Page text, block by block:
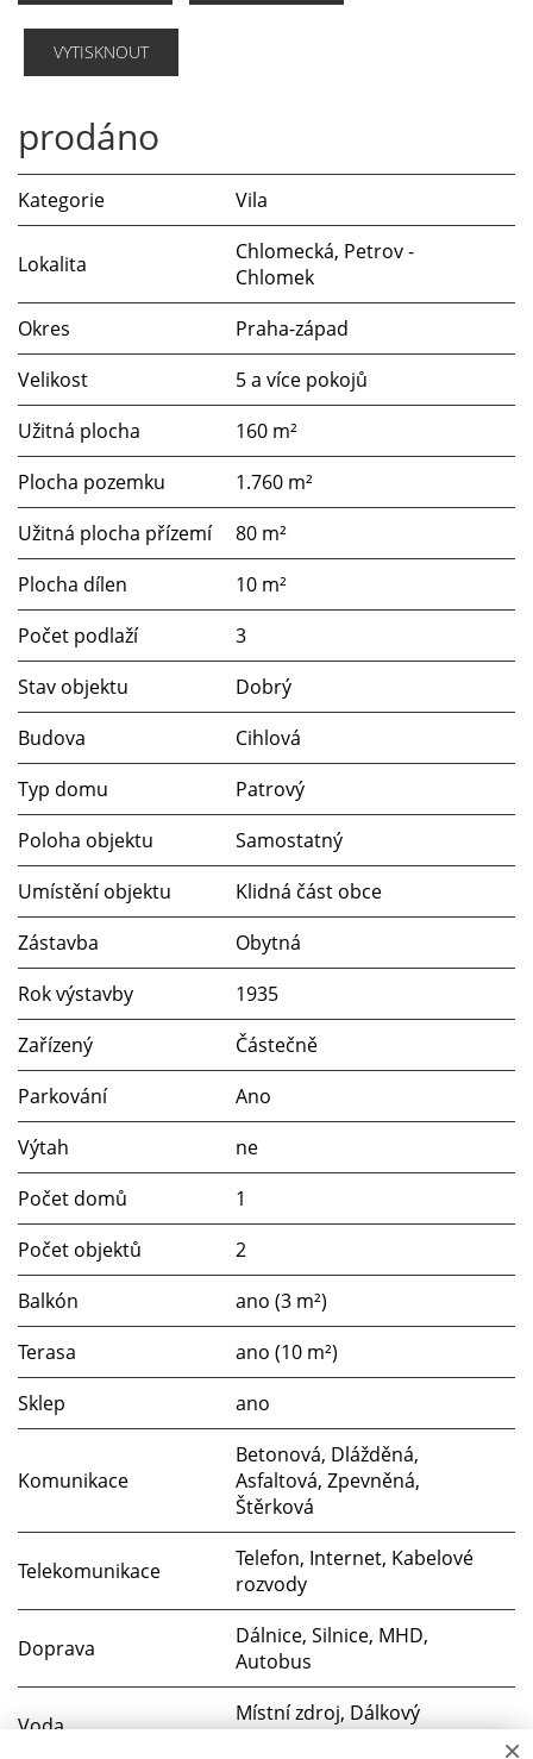
VYTISKNOUT
prodáno
Kategorie Vila
Lokalita
Chlomecká, Petrov -
Chlomek
Okres
Praha-západ
Velikost
5 a více pokojů
Užitná plocha
160 m²
Plocha pozemku
1.760 m²
Užitná plocha přízemí
80 m²
Plocha dílen
10 m²
Počet podlaží
3
Stav objektu
Dobrý
Budova
Cihlová
Typ domu
Patrový
Poloha objektu
Samostatný
Umístění objektu
Klidná část obce
Zástavba
Obytná
Rok výstavby
1935
Zařízený
Částečně
Parkování
Ano
Výtah
ne
Počet domů
1
Počet objektů
2
Balkón
ano (3 m²)
Terasa
ano (10 m²)
Sklep
ano
Komunikace
Betonová, Dlážděná,
Asfaltová, Zpevněná,
Štěrková
Telekomunikace
Telefon, Internet, Kabelové
rozvody
Doprava
Dálnice, Silnice, MHD,
Autobus
Voda
Místní zdroj, Dálkový
×